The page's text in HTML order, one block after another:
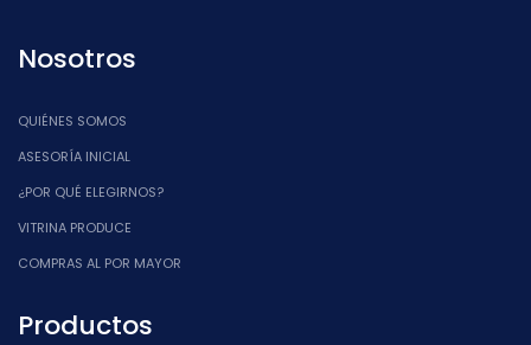
Nosotros
QUIÉNES SOMOS
ASESORÍA INICIAL
¿POR QUÉ ELEGIRNOS?
VITRINA PRODUCE
COMPRAS AL POR MAYOR
Productos